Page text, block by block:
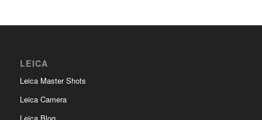
LEICA
Leica Master Shots
Leica Camera